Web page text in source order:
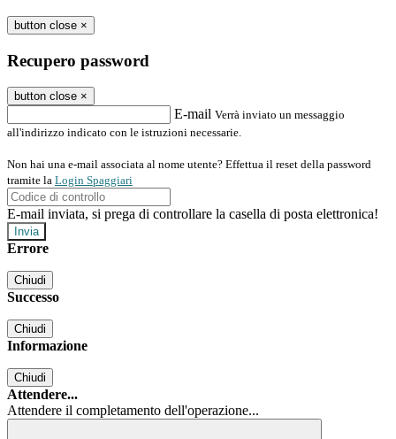
button close ×
Recupero password
button close ×
E-mail Verrà inviato un messaggio
all'indirizzo indicato con le istruzioni necessarie.
Non hai una e-mail associata al nome utente? Effettua il reset della password
tramite la Login Spaggiari
E-mail inviata, si prega di controllare la casella di posta elettronica!
Errore
Chiudi
Successo
Chiudi
Informazione
Chiudi
Attendere...
Attendere il completamento dell'operazione...